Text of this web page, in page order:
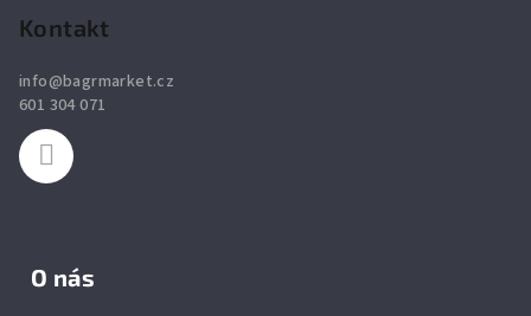
Kontakt
info@bagrmarket.cz
601 304 071
O nás